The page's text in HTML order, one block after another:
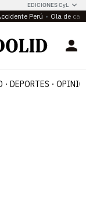
EDICIONES CyL
Perú Ola de
DEPORTES